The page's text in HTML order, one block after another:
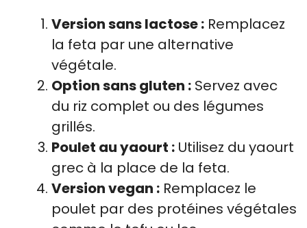
Version sans lactose : Remplacez
la feta par une alternative
végétale.
Option sans gluten : Servez avec
du riz complet ou des légumes
grillés.
Poulet au yaourt : Utilisez du yaourt
grec à la place de la feta.
Version vegan : Remplacez le
poulet par des protéines végétales